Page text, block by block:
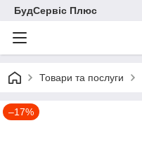
БудСервіс Плюс
Товари та послуги
–17%